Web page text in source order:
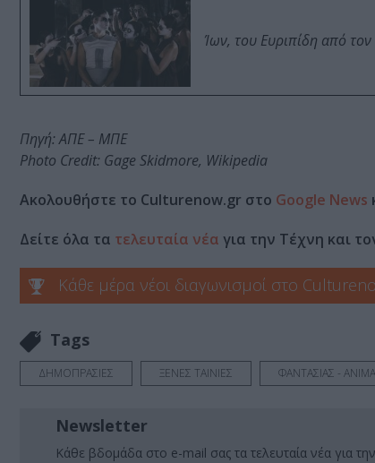
Ίων, του Ευριπίδη από
Πηγή: ΑΠΕ – ΜΠΕ
Photo Credit: Gage Skidmore, Wikipedia
Ακολουθήστε το Culturenow.gr στο Google News
Δείτε όλα τα τελευταία νέα για την Τέχνη και
Κάθε μέρα νέοι διαγωνισμοί στο
Tags
ΔΗΜΟΠΡΑΣΙΕΣ ΞΕΝΕΣ ΤΑΙΝΙΕΣ ΦΑΝΤΑΣΙΑΣ -
Newsletter
Κάθε βδομάδα στο e-mail σας τα τελευταία νέα για